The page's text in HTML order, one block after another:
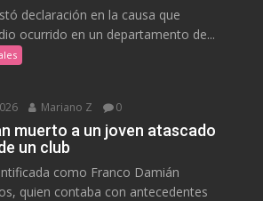
declaración en la causa que
ocurrido en un departamento de...
Mariano Z 0
muerto a un joven atascado
un club
como Franco Damián
quien contaba con antecedentes